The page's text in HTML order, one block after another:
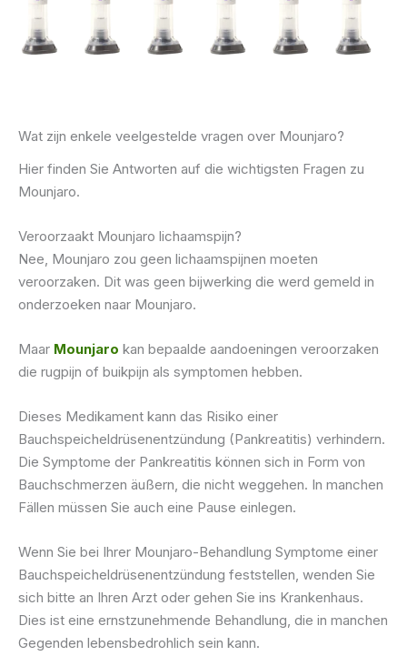
Wat zijn enkele veelgestelde vragen over Mounjaro?
Hier finden Sie Antworten auf die wichtigsten Fragen zu
Mounjaro.
Veroorzaakt Mounjaro lichaamspijn?
Nee, Mounjaro zou geen lichaamspijnen moeten
veroorzaken. Dit was geen bijwerking die werd gemeld in
onderzoeken naar Mounjaro.
Maar Mounjaro kan bepaalde aandoeningen veroorzaken
die rugpijn of buikpijn als symptomen hebben.
Dieses Medikament kann das Risiko einer
Bauchspeicheldrüsenentzündung (Pankreatitis) verhindern.
Die Symptome der Pankreatitis können sich in Form von
Bauchschmerzen äußern, die nicht weggehen. In manchen
Fällen müssen Sie auch eine Pause einlegen.
Wenn Sie bei Ihrer Mounjaro-Behandlung Symptome einer
Bauchspeicheldrüsenentzündung feststellen, wenden Sie
sich bitte an Ihren Arzt oder gehen Sie ins Krankenhaus.
Dies ist eine ernstzunehmende Behandlung, die in manchen
Gegenden lebensbedrohlich sein kann.